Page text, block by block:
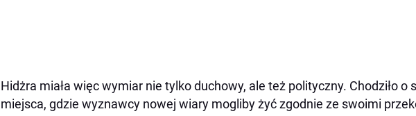
Hidżra miała więc wymiar nie tylko duchowy, ale też polityczny. Chodziło o
miejsca, gdzie wyznawcy nowej wiary mogliby żyć zgodnie ze swoimi